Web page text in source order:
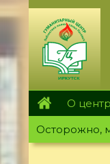
Перейти
к
основному
содержанию
О
Осторожно,